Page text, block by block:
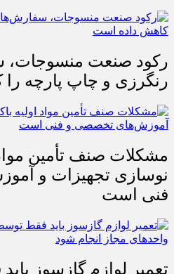
رکود صنعت
رنگرزی و چاپ پارچه
مشکلات صنف تأمین مواد
نوسازی تجهیزات و
فنی است
تعمیر لوازم گازسوز